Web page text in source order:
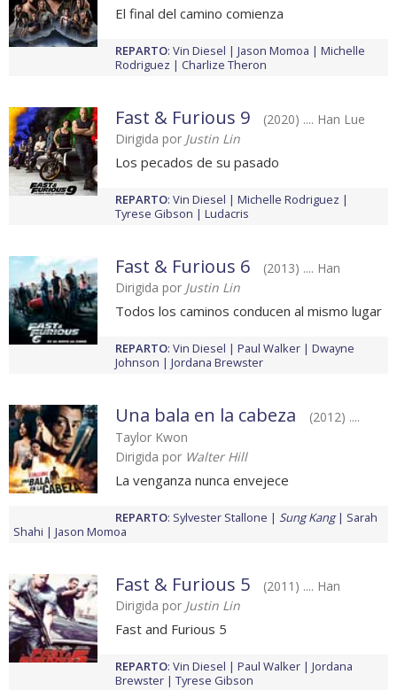
El final del camino comienza
REPARTO: Vin Diesel Jason Momoa
Michelle
Rodriguez
Charlize Theron
Fast & Furious 9
(2020) .... Han Lue
Dirigida por Justin Lin
Los pecados de su pasado
REPARTO: Vin Diesel
Michelle Rodriguez
Tyrese Gibson
Ludacris
Fast & Furious 6
(2013) .... Han
Dirigida por Justin Lin
Todos los caminos conducen al mismo lugar
REPARTO: Vin Diesel Paul Walker
Dwayne
Johnson
Jordana Brewster
Una bala en la cabeza
(2012) ....
Taylor Kwon
Dirigida por Walter Hill
La venganza nunca envejece
REPARTO: Sylvester Stallone Sung Kang
Sarah
Shahi
Jason Momoa
Fast & Furious 5
(2011) .... Han
Dirigida por Justin Lin
Fast and Furious 5
REPARTO: Vin Diesel Paul Walker
Jordana
Brewster
Tyrese Gibson